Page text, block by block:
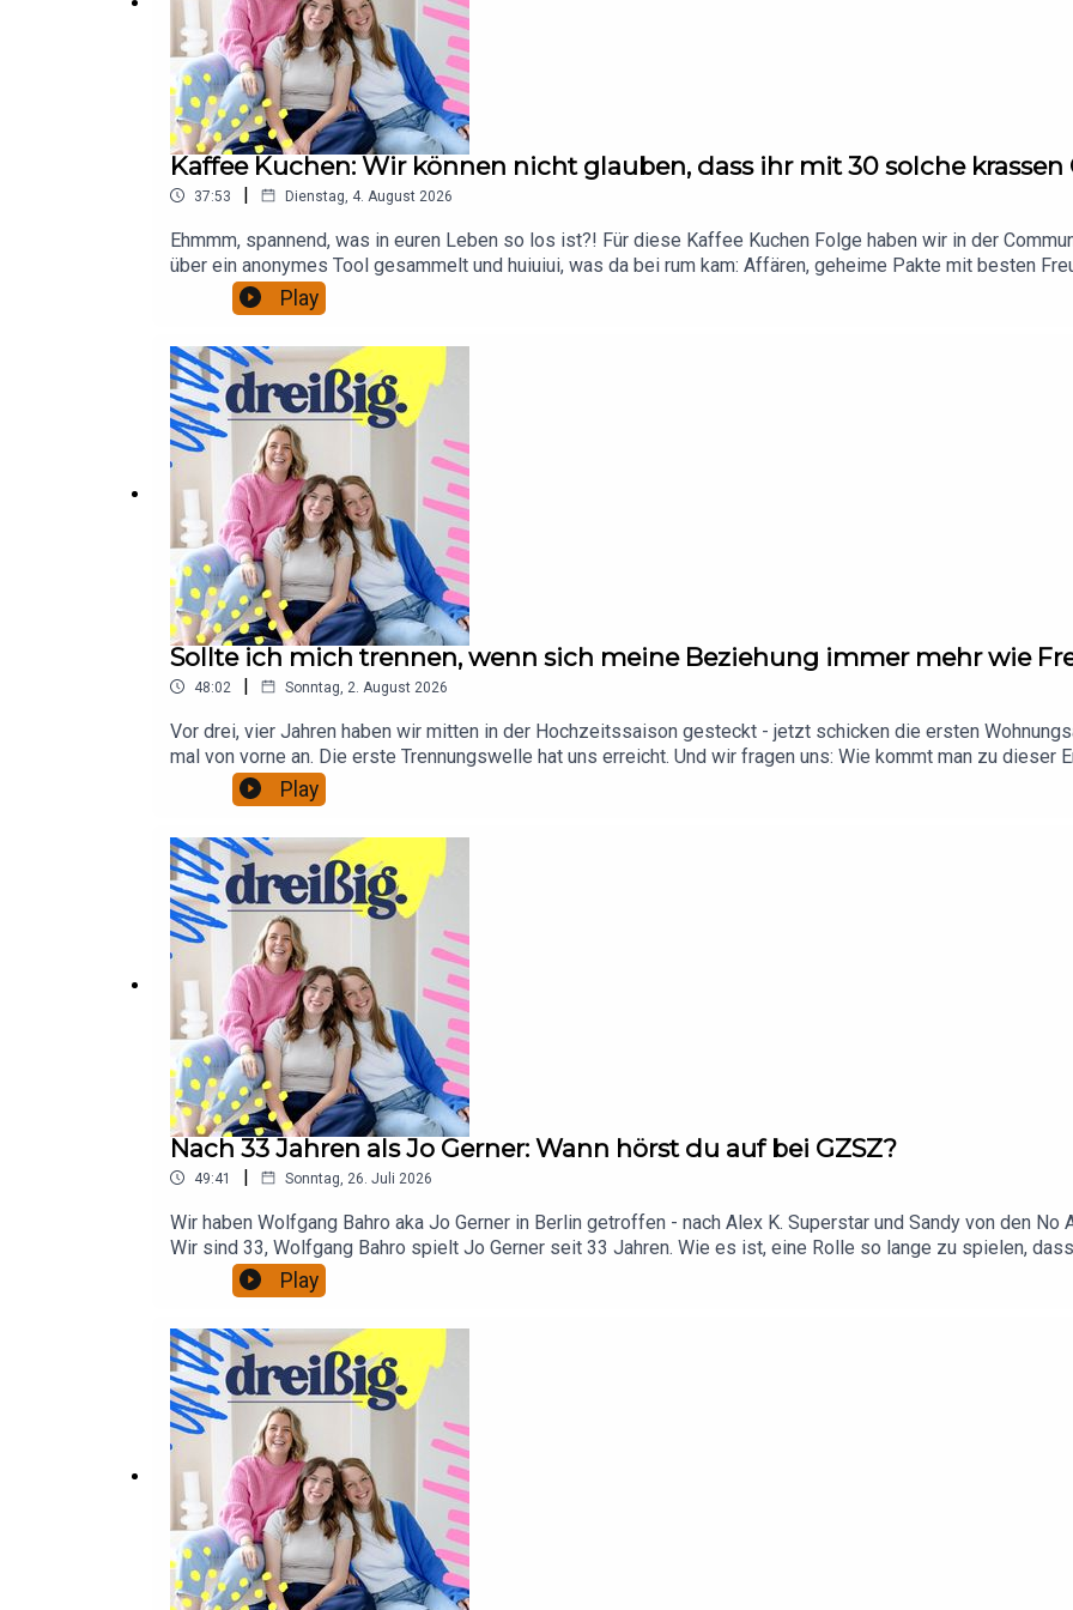
Kaffee Kuchen: Wir können nicht glauben, dass ihr mit 30 solche
37:53 | Dienstag, 4. August 2026
Ehmmm, spannend, was in euren Leben so los ist?! Für diese Kaffee Kuchen Folge haben wir in der
über ein anonymes Tool gesammelt und huiuiui, was da bei rum kam: Affären, geheime Pakte mit besten
und Katrin lesen sich alles durch und für euch vor. Kuchen haben sie übrigens schon wieder vergessen und
Sie hätte die beiden sonst erinnert. Das Motto bleibt also Schokolade, wir sind gespannt, wie lang
unsere Werbepartner erfahren?** Hier findest du alle Infos & Rabatte!**
Play
Sollte ich mich trennen, wenn sich meine Beziehung immer mehr wie
48:02 | Sonntag, 2. August 2026
Vor drei, vier Jahren haben wir mitten in der Hochzeitssaison gesteckt - jetzt schicken die ersten
mal von vorne an. Die erste Trennungswelle hat uns erreicht. Und wir fragen uns: Wie kommt man zu dieser
zu gehen und alles aufzugeben, was man schon investiert hat? Clare erzählt von ihrer Trennung mit 29, wir
stellen fest: Dass du am Ende glücklich bist, ist das Wichtigste.Für unsere Tour haben wir auch noch ein
unsere Werbepartner erfahren?** Hier findest du alle Infos & Rabatte!**
Play
Nach 33 Jahren als Jo Gerner: Wann hörst du auf bei GZSZ?
49:41 | Sonntag, 26. Juli 2026
Wir haben Wolfgang Bahro aka Jo Gerner in Berlin getroffen - nach Alex K. Superstar und Sandy von den
Wir sind 33, Wolfgang Bahro spielt Jo Gerner seit 33 Jahren. Wie es ist, eine Rolle so lange zu spielen,
Wie ist es auf der Straße mit Jo Gerner angesprochen zu werden? Wir sprechen mit Wolfgang Bahro über
Frau zu verdanken hat und wie sich GZSZ in den letzten 30 Jahren verändert hat. Und natürlich über die
sein wollt: Für Wien (4.9.2026) Regensburg (27.11.2026) und Berlin (28.11.2026) gibt es noch Tickets:
möchtest mehr über unsere Werbepartner erfahren?** Hier findest du alle Infos & Rabatte!**
Play